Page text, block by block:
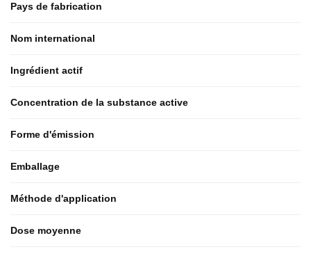
Pays de fabrication
Nom international
Ingrédient actif
Concentration de la substance active
Forme d'émission
Emballage
Méthode d'application
Dose moyenne